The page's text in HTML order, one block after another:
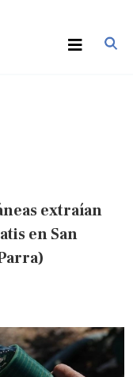
extraían
en San